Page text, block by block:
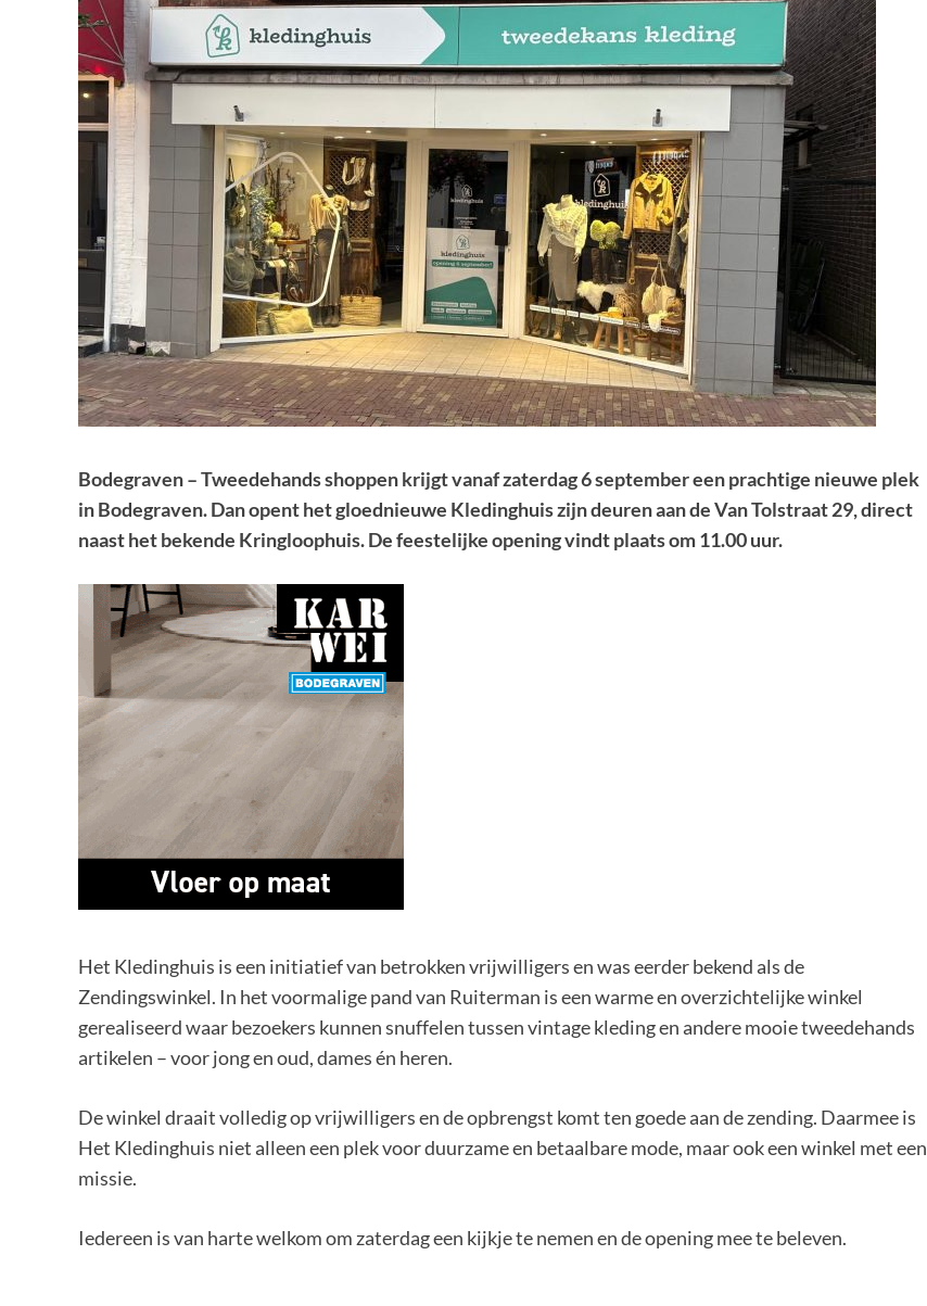
Bodegraven – Tweedehands shoppen krijgt vanaf zaterdag 6 september een prachtige nieuwe plek
in Bodegraven. Dan opent het gloednieuwe Kledinghuis zijn deuren aan de Van Tolstraat 29, direct
naast het bekende Kringloophuis. De feestelijke opening vindt plaats om 11.00 uur.
Het Kledinghuis is een initiatief van betrokken vrijwilligers en was eerder bekend als de
Zendingswinkel. In het voormalige pand van Ruiterman is een warme en overzichtelijke winkel
gerealiseerd waar bezoekers kunnen snuffelen tussen vintage kleding en andere mooie tweedehands
artikelen – voor jong en oud, dames én heren.
De winkel draait volledig op vrijwilligers en de opbrengst komt ten goede aan de zending. Daarmee is
Het Kledinghuis niet alleen een plek voor duurzame en betaalbare mode, maar ook een winkel met een
missie.
Iedereen is van harte welkom om zaterdag een kijkje te nemen en de opening mee te beleven.